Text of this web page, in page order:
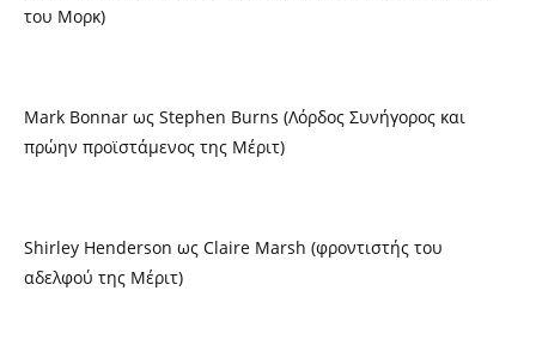
του Μορκ)
Mark Bonnar ως Stephen Burns (Λόρδος Συνήγορος και
πρώην προϊστάμενος της Μέριτ)
Shirley Henderson ως Claire Marsh (φροντιστής του
αδελφού της Μέριτ)